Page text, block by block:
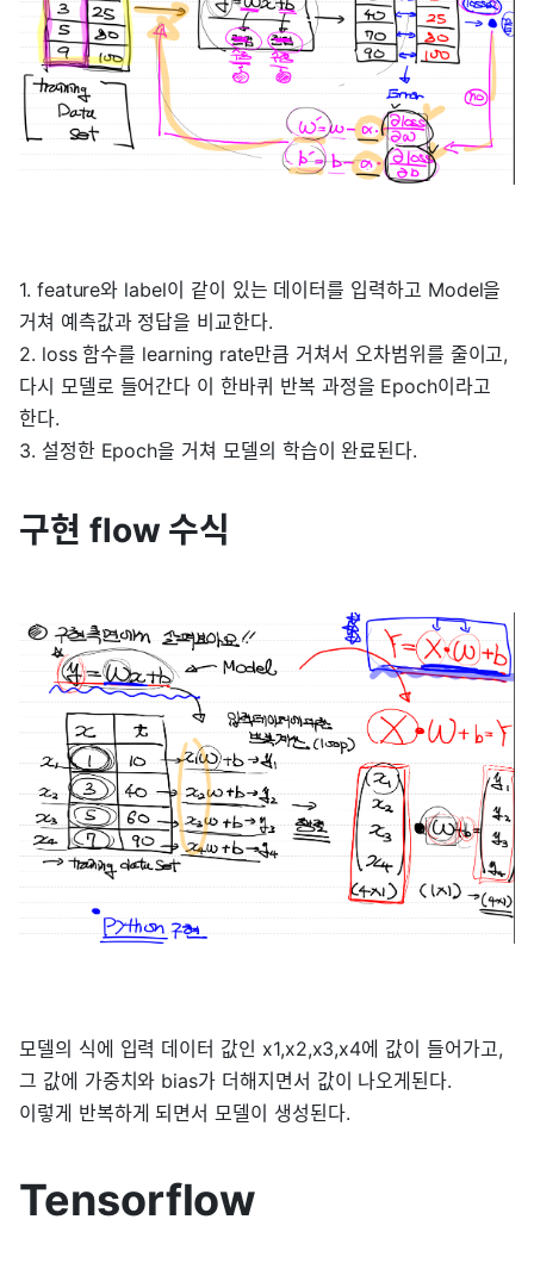
1. feature와 label이 같이 있는 데이터를 입력하고 Model을
거쳐 예측값과 정답을 비교한다.
2. loss 함수를 learning rate만큼 거쳐서 오차범위를 줄이고,
다시 모델로 들어간다 이 한바퀴 반복 과정을 Epoch이라고
한다.
3. 설정한 Epoch을 거쳐 모델의 학습이 완료된다.
구현 flow 수식
모델의 식에 입력 데이터 값인 x1,x2,x3,x4에 값이 들어가고,
그 값에 가중치와 bias가 더해지면서 값이 나오게된다.
이렇게 반복하게 되면서 모델이 생성된다.
Tensorflow